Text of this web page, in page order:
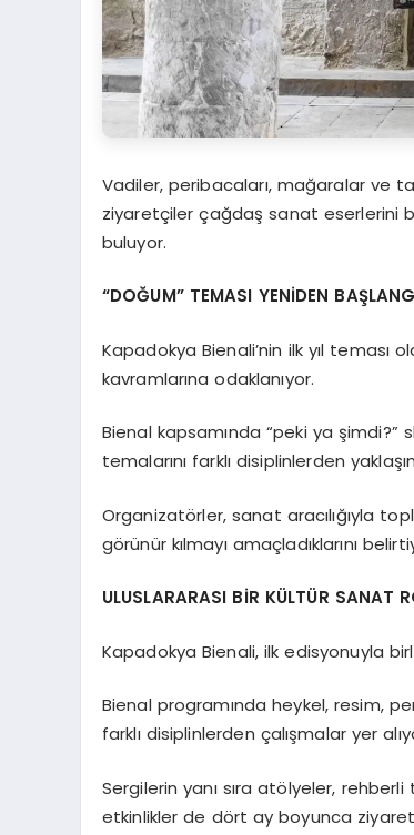
Vadiler, peribacaları, mağaralar ve
ziyaretçiler çağdaş sanat eserlerini
buluyor.
“DOĞUM” TEMASI YENİDEN
Kapadokya Bienali’nin ilk yıl teması
kavramlarına odaklanıyor.
Bienal kapsamında “peki ya
temalarını farklı disiplinlerden
Organizatörler, sanat aracılığıyla
görünür kılmayı amaçladıklarını
ULUSLARARASI BİR KÜLTÜR SANAT
Kapadokya Bienali, ilk edisyonuyla
Bienal programında heykel, resim,
farklı disiplinlerden çalışmalar yer
Sergilerin yanı sıra atölyeler,
etkinlikler de dört ay boyunca